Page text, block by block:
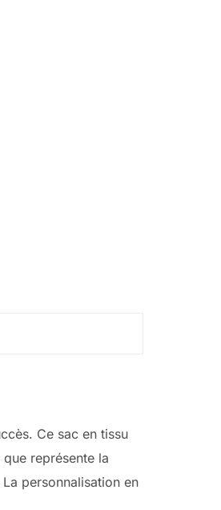
Ce sac en tissu
représente la
personnalisation en